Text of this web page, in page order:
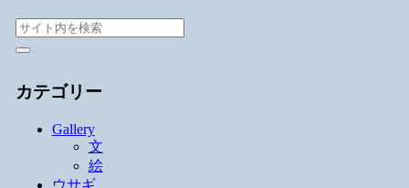
カテゴリー
Gallery
文
絵
ウサギ